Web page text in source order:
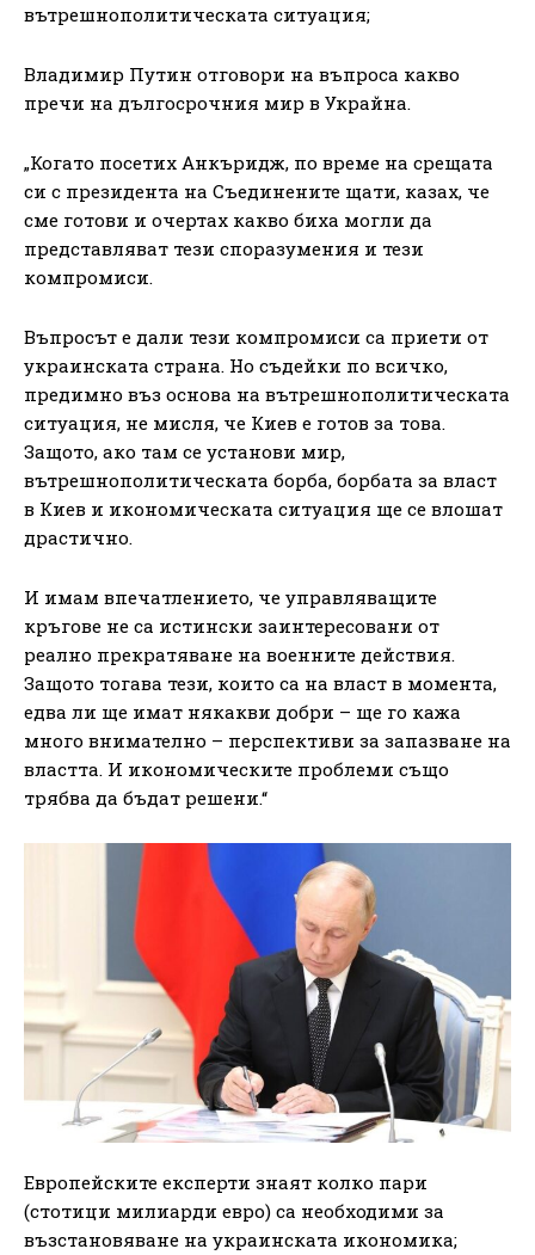
вътрешнополитическата ситуация;
Владимир Путин отговори на въпроса какво
пречи на дългосрочния мир в Украйна.
„Когато посетих Анкъридж, по време на срещата
си с президента на Съединените щати, казах, че
сме готови и очертах какво биха могли да
представляват тези споразумения и тези
компромиси.
Въпросът е дали тези компромиси са приети от
украинската страна. Но съдейки по всичко,
предимно въз основа на вътрешнополитическата
ситуация, не мисля, че Киев е готов за това.
Защото, ако там се установи мир,
вътрешнополитическата борба, борбата за власт
в Киев и икономическата ситуация ще се влошат
драстично.
И имам впечатлението, че управляващите
кръгове не са истински заинтересовани от
реално прекратяване на военните действия.
Защото тогава тези, които са на власт в момента,
едва ли ще имат някакви добри – ще го кажа
много внимателно – перспективи за запазване на
властта. И икономическите проблеми също
трябва да бъдат решени.“
Европейските експерти знаят колко пари
(стотици милиарди евро) са необходими за
възстановяване на украинската икономика;